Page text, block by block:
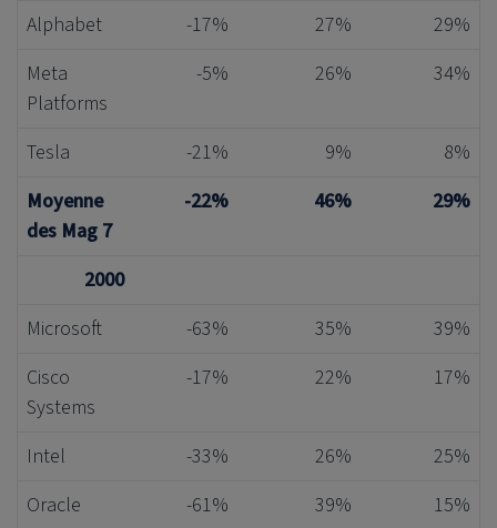
Alphabet
-17% 27%
29%
Meta
Platforms
-5% 26% 34%
Tesla -21% 9%
8%
Moyenne
des Mag 7
-22% 46% 29%
2000
Microsoft
-63% 35%
39%
Cisco
Systems
-17% 22% 17%
Intel -33% 26%
25%
Oracle
-61% 39%
15%